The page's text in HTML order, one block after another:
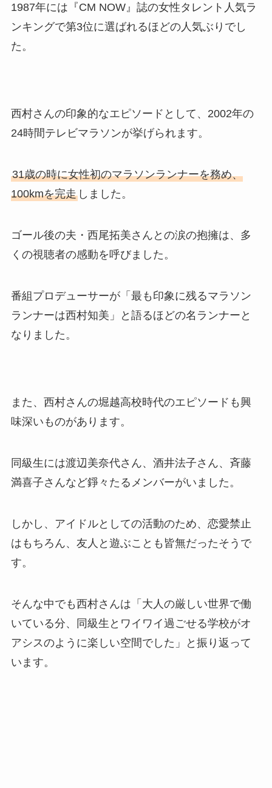
1987年には『CM NOW』誌の女性タレント人気ラ
ンキングで第3位に選ばれるほどの人気ぶりでし
た。
西村さんの印象的なエピソードとして、2002年の
24時間テレビマラソンが挙げられます。
31歳の時に女性初のマラソンランナーを務め、
100kmを完走しました。
ゴール後の夫・西尾拓美さんとの涙の抱擁は、多
くの視聴者の感動を呼びました。
番組プロデューサーが「最も印象に残るマラソン
ランナーは西村知美」と語るほどの名ランナーと
なりました。
また、西村さんの堀越高校時代のエピソードも興
味深いものがあります。
同級生には渡辺美奈代さん、酒井法子さん、斉藤
満喜子さんなど錚々たるメンバーがいました。
しかし、アイドルとしての活動のため、恋愛禁止
はもちろん、友人と遊ぶことも皆無だったそうで
す。
そんな中でも西村さんは「大人の厳しい世界で働
いている分、同級生とワイワイ過ごせる学校がオ
アシスのように楽しい空間でした」と振り返って
います。